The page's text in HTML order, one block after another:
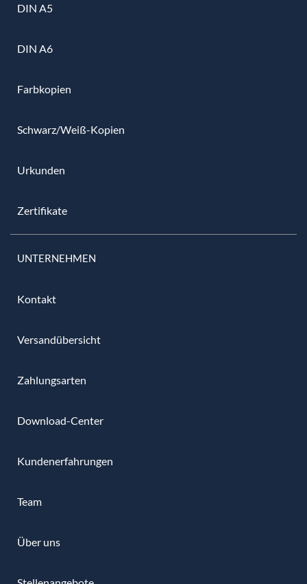
DIN A5
DIN A6
Farbkopien
Schwarz/Weiß-Kopien
Urkunden
Zertifikate
UNTERNEHMEN
Kontakt
Versandübersicht
Zahlungsarten
Download-Center
Kundenerfahrungen
Team
Über uns